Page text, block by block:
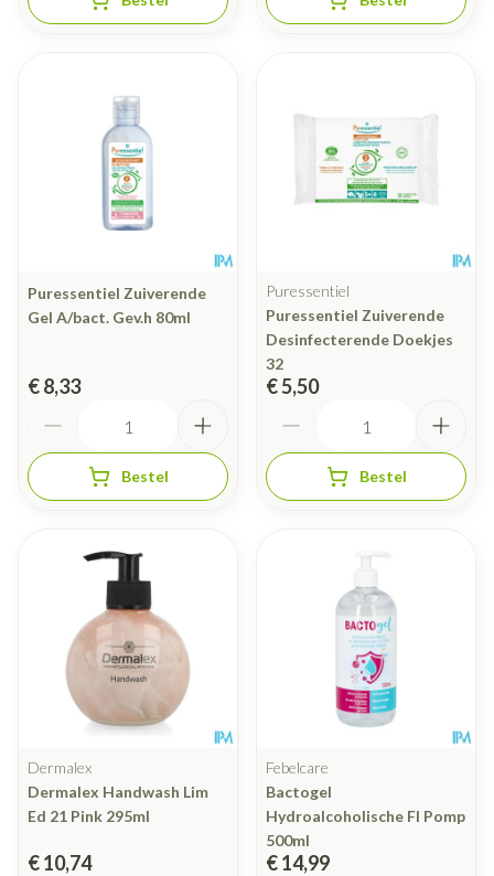
Puressentiel Zuiverende
Gel A/bact. Gev.h 80ml
€ 8,33
Bestel
Puressentiel
Puressentiel Zuiverende
Desinfecterende Doekjes
32
€ 5,50
Bestel
Dermalex
Dermalex Handwash Lim
Ed 21 Pink 295ml
€ 10,74
Febelcare
Bactogel
Hydroalcoholische Fl Pomp
500ml
€ 14,99